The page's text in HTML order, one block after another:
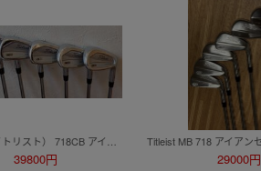
39800円 29000円